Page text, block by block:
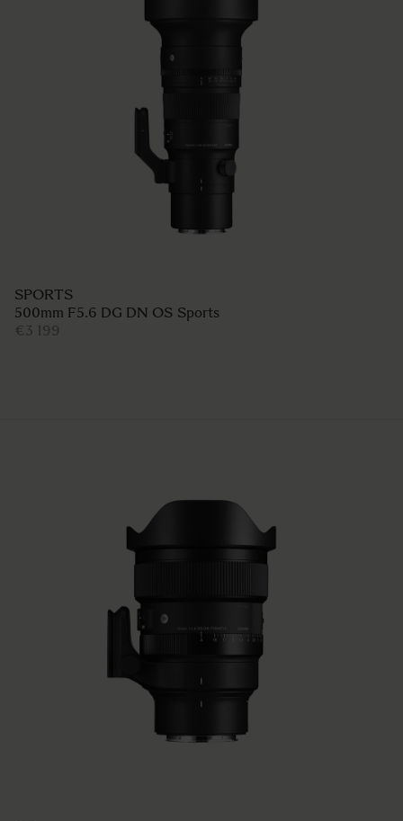
SPORTS
500mm F5.6 DG DN OS Sports
€3 199